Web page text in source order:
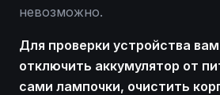
невозможно.
Для проверки устройства
отключить аккумулятор от
сами лампочки, очистить